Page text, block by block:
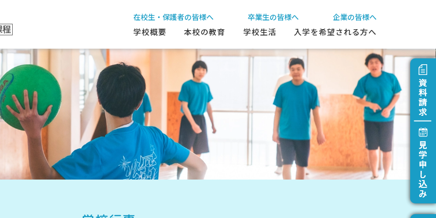
在校生・保護者の皆様へ 卒業生の皆様へ 企業の皆様へ
学校概要 本校の教育 学校生活 入学を希望される方へ